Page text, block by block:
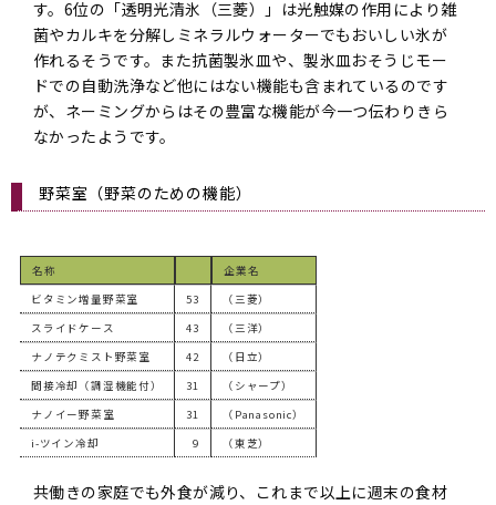
す。6位の「透明光清氷（三菱）」は光触媒の作用により雑
菌やカルキを分解しミネラルウォーターでもおいしい氷が
作れるそうです。また抗菌製氷皿や、製氷皿おそうじモー
ドでの自動洗浄など他にはない機能も含まれているのです
が、ネーミングからはその豊富な機能が今一つ伝わりきら
なかったようです。
野菜室（野菜のための機能）
名称
企業名
ビタミン増量野菜室
53
（三菱）
スライドケース
43
（三洋）
ナノテクミスト野菜室
42
（日立）
間接冷却（調湿機能付）
31
（シャープ）
ナノイー野菜室
31
（Panasonic）
i-ツイン冷却
9 （東芝）
共働きの家庭でも外食が減り、これまで以上に週末の食材